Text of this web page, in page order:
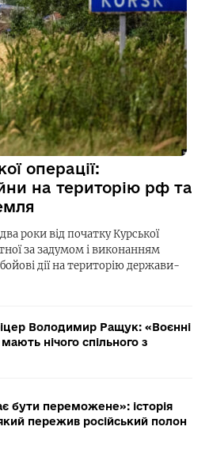
операції:
на територію рф та
роки від початку Курської
за задумом і виконанням
дії на територію держави-
Володимир Ращук: «Воєнні
нічого спільного з
бути переможене»: історія
пережив російський полон